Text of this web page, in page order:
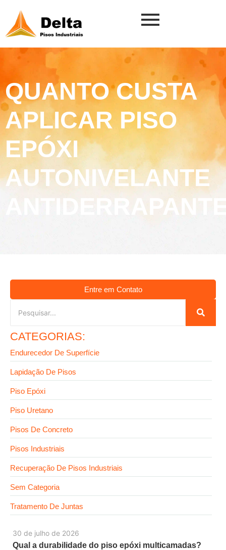
QUANTO CUSTA
APLICAR PISO
EPÓXI
AUTONIVELANTE
30 de julho de 2026
Qual a durabilidade do piso epóxi multicamadas?
Entre em Contato
CATEGORIAS:
Endurecedor De Superfície
Lapidação De Pisos
Piso Epóxi
Piso Uretano
Pisos De Concreto
Pisos Industriais
Recuperação De Pisos Industriais
Sem Categoria
Tratamento De Juntas